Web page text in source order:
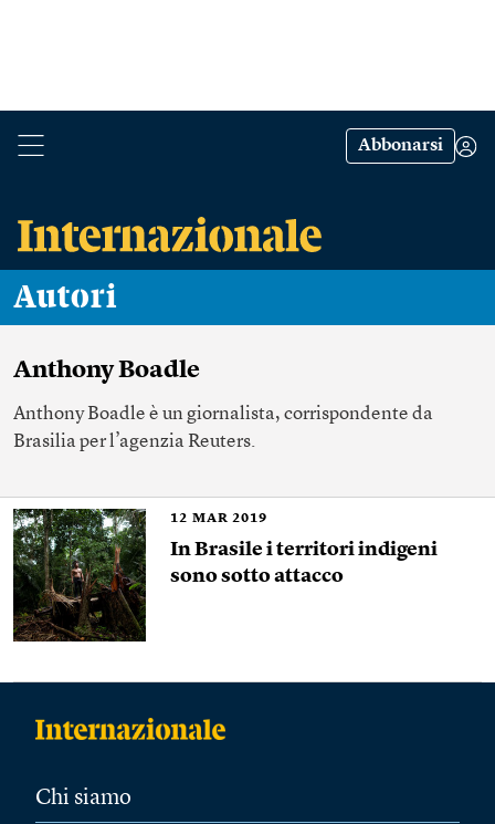
Abbonarsi
Autori
Anthony Boadle
Anthony Boadle è un giornalista, corrispondente da
Brasilia per l’agenzia Reuters.
12 MAR 2019
In Brasile i territori indigeni
sono sotto attacco
Chi siamo